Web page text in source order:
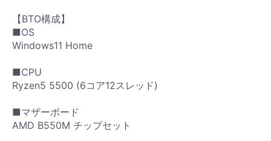
【BTO構成】
■OS
Windows11 Home
■CPU
Ryzen5 5500 (6コア12スレッド)
■マザーボード
AMD B550M チップセット